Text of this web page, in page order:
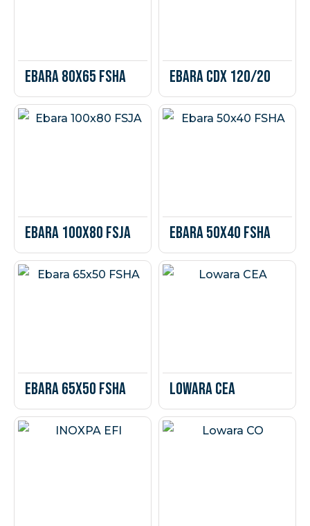
Ebara 80x65 FSHA Ebara CDX 120/20
Ebara 100x80 FSJA Ebara 50x40 FSHA
Ebara 65x50 FSHA Lowara CEA